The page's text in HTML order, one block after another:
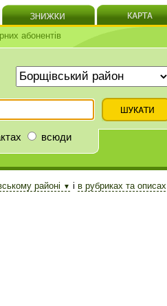
абонентів
всюди
районі ▼ і в рубриках та описах